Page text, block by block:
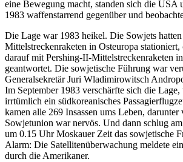
eine Bewegung macht, standen sich die USA
1983 waffenstarrend gegenüber und
Die Lage war 1983 heikel. Die Sowjets
Mittelstreckenraketen in Osteuropa
darauf mit Pershing-II-Mittelstreckenraketen
geantwortet. Die sowjetische Führung war
Generalsekretär Juri Wladimirowitsch
Im September 1983 verschärfte sich die
irrtümlich ein südkoreanisches
kamen alle 269 Insassen ums Leben,
Sowjetunion war nervös. Und dann schlug
um 0.15 Uhr Moskauer Zeit das sowjetische
Alarm: Die Satellitenüberwachung meldete
durch die Amerikaner.